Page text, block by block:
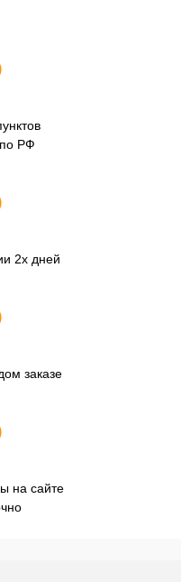
РФ
2х дней
заказе
на сайте